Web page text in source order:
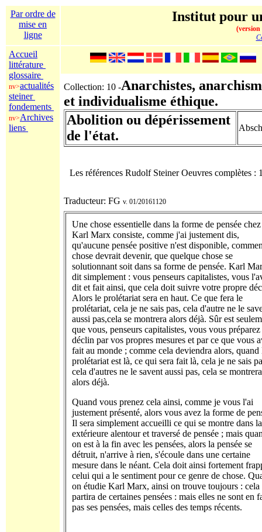
Par ordre de
mise en
ligne
Institut pour
(version
Accueil
littérature
glossaire
nv>actualités
steiner
fondements
nv>Archives
liens
Collection: 10 -Anarchistes,
et individualisme éthique.
Abolition ou dépérissement
de l'état.
Les références Rudolf Steiner Oeuvres complètes
Traducteur: FG v. 01/20161120
Une chose essentielle dans la forme de pensée chez
Karl Marx consiste, comme j'ai justement dis,
qu'aucune pensée positive n'est disponible,
chose devrait devenir, que quelque chose se
solutionnant soit dans sa forme de pensée. Karl
dit simplement : vous penseurs capitalistes, vous
dit et fait ainsi, que cela doit suivre votre propre
Alors le prolétariat sera en haut. Ce que fera le
prolétariat, cela je ne sais pas, cela d'autre ne le
aussi pas,cela se montrera alors déjà. Sûr est
que vous, penseurs capitalistes, vous vous
déclin par vos propres mesures et par ce que vous
fait au monde ; comme cela deviendra alors, quand
prolétariat est là, ce qui sera fait là, cela je ne sais
cela d'autres ne le savent aussi pas, cela se montrera
alors déjà.
Quand vous prenez cela ainsi, comme je vous l'ai
justement présenté, alors vous avez la forme de
Il sera simplement accueilli ce qui se montre dans
extérieure alentour et traversé de pensée ; mais
on est à la fin avec les pensées, alors la pensée se
détruit, n'arrive à rien, s'écoule dans une certaine
mesure dans le néant. Cela doit ainsi fortement
celui qui a le sentiment pour ce genre de chose.
on étudie Karl Marx, ainsi on trouve toujours : cela
partira de certaines pensées : mais elles ne sont en
pas ses pensées, mais celles des temps récents.